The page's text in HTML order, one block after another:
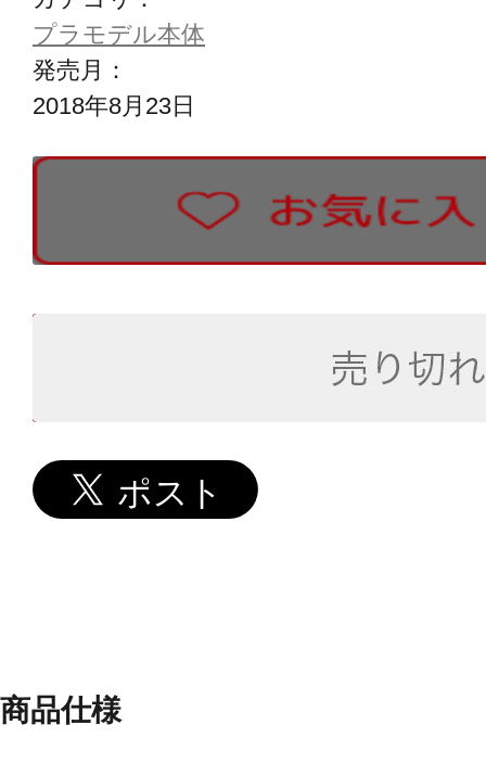
プラモデル本体
発売月：
2018年8月23日
商品仕様